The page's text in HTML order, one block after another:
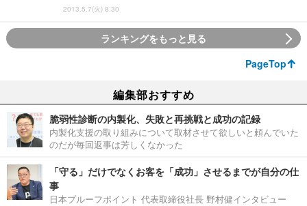
2013.5.7(火) 8:30
ランキングをもっと見る
PageTop
編集部おすすめ
脆弱性診断の内製化、失敗と再挑戦と成功の記録
内製化支援の取り組みについて取材させて欲しいと頼んでいた
のだが毎回返事は芳しくなかった
「守る」だけでなくお客を「成功」させるまでが自分の仕
事
日本プルーフポイント 代表取締役社長 野村健インタビュー